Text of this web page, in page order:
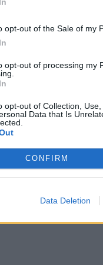
opt-out of the Sale of my
opt-out of processing my
opt-out of Collection,
Data that Is
CONFIRM
Data Deletion
των
όπως το έχω
μας είναι να
Εξάλλου, όραμά
που υλοποιούμε/